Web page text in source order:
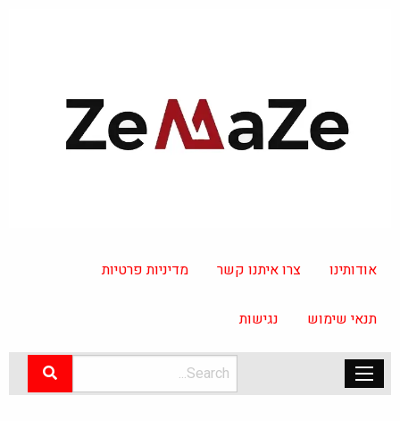
אודותינו צרו איתנו קשר מדיניות פרטיות
תנאי שימוש נגישות